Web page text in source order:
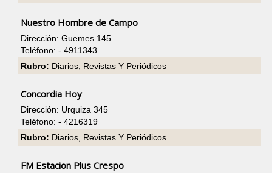
Nuestro Hombre de Campo
Dirección: Guemes 145
Teléfono: - 4911343
Rubro: Diarios, Revistas Y Periódicos
Concordia Hoy
Dirección: Urquiza 345
Teléfono: - 4216319
Rubro: Diarios, Revistas Y Periódicos
FM Estacion Plus Crespo